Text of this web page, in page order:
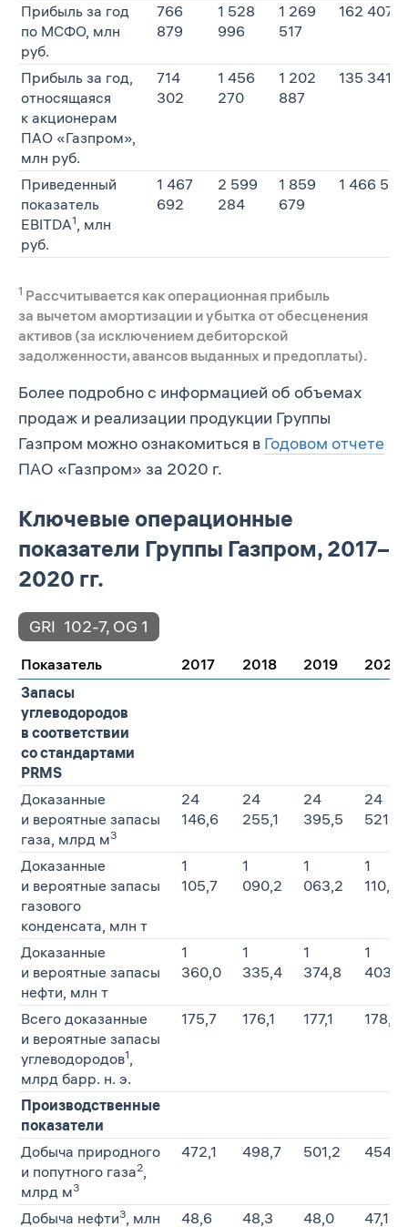
Прибыль за год
по МСФО, млн
руб.
766
879
1 528
996
1 269
517
162 407
Прибыль за год,
относящаяся
к акционерам
ПАО «Газпром»,
млн руб.
714
302
1 456
270
1 202
887
135 341
Приведенный
показатель
EBITDA1
, млн
руб.
1 467
692
2 599
284
1 859
679
1 466 541
1 Рассчитывается как операционная прибыль
за вычетом амортизации и убытка от обесценения
активов (за исключением дебиторской
задолженности, авансов выданных и предоплаты).
Более подробно с информацией об объемах
продаж и реализации продукции Группы
Газпром можно ознакомиться в Годовом отчете
ПАО «Газпром» за 2020 г.
Ключевые операционные
показатели Группы Газпром, 2017–
2020 гг.
GRI 102-7, OG 1
Показатель 2017 2018 2019
2020
Запасы
углеводородов
в соответствии
со стандартами
PRMS
Доказанные
и вероятные запасы
газа, млрд м3
24
146,6
24
255,1
24
395,5
24
521,0
Доказанные
и вероятные запасы
газового
конденсата, млн т
1
105,7
1
090,2
1
063,2
1
110,2
Доказанные
и вероятные запасы
нефти, млн т
1
360,0
1
335,4
1
374,8
1
403,2
Всего доказанные
и вероятные запасы
углеводородов1
млрд барр. н. э.
175,7 176,1 177,1 178,5
Производственные
показатели
Добыча природного
и попутного газа2
млрд м3
472,1 498,7 501,2 454,5
Добыча нефти3 , млн 48,6 48,3 48,0 47,1